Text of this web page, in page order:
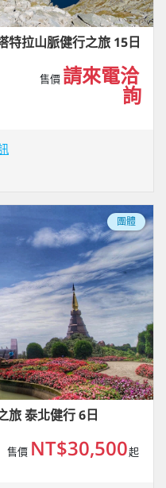
特拉山脈健行之旅 15日
售價 請來電洽
詢
團體
旅 泰北健行 6日
售價 NT$30,500起